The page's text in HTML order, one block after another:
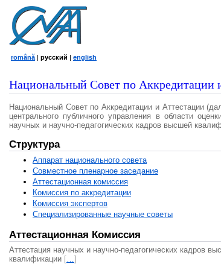
română | русский | english
Национальный Совет по Аккредитации
Национальный Совет по Аккредитации и Аттестации
центрального публичного управления в области
научных и научно-педагогических кадров высшей
Структура
Аппарат национального совета
Совместное пленарное заседание
Аттестационная комисcия
Комиссия по аккредитации
Комиссия экспертов
Специализированные научные советы
Аттестационная Комиссия
Аттестация научных и научно-педагогических кадров
квалификации […]